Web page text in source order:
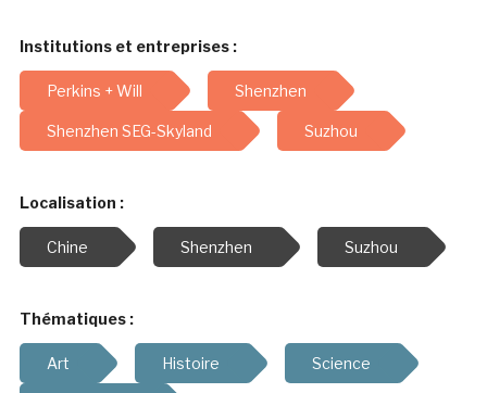
Institutions et entreprises :
Perkins + Will Shenzhen
Shenzhen SEG-Skyland Suzhou
Localisation :
Chine Shenzhen Suzhou
Thématiques :
Art Histoire Science